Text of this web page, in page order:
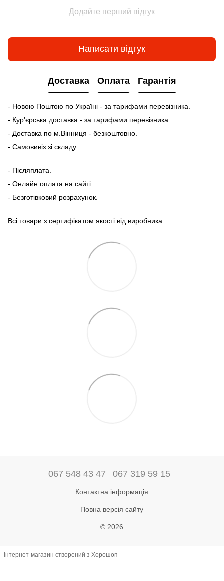
Додайте перший відгук
Написати відгук
Доставка Оплата Гарантія
- Новою Поштою по Україні - за тарифами перевізника.
- Кур'єрська доставка - за тарифами перевізника.
- Доставка по м.Вінниця - безкоштовно.
- Самовивіз зі складу.
- Післяплата.
- Онлайн оплата на сайті.
- Безготівковий розрахунок.
Всі товари з сертифікатом якості від виробника.
067 548 43 47 067 319 59 15
Контактна інформація
Повна версія сайту
© 2026
Інтернет-магазин створений з Хорошоп